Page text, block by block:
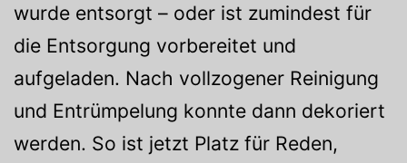
wurde entsorgt – oder ist zumindest für
die Entsorgung vorbereitet und
aufgeladen. Nach vollzogener Reinigung
und Entrümpelung konnte dann dekoriert
werden. So ist jetzt Platz für Reden,